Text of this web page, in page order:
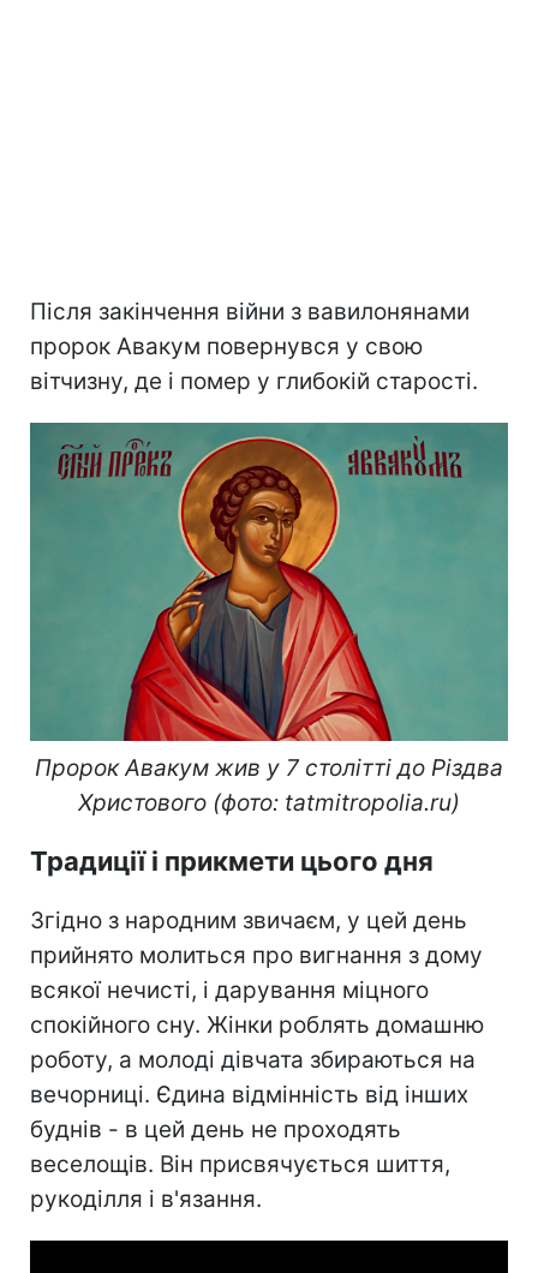
Після закінчення війни з вавилонянами
пророк Авакум повернувся у свою
вітчизну, де і помер у глибокій старості.
Пророк Авакум жив у 7 столітті до Різдва
Христового (фото: tatmitropolia.ru)
Традиції і прикмети цього дня
Згідно з народним звичаєм, у цей день
прийнято молиться про вигнання з дому
всякої нечисті, і дарування міцного
спокійного сну. Жінки роблять домашню
роботу, а молоді дівчата збираються на
вечорниці. Єдина відмінність від інших
буднів - в цей день не проходять
веселощів. Він присвячується шиття,
рукоділля і в'язання.